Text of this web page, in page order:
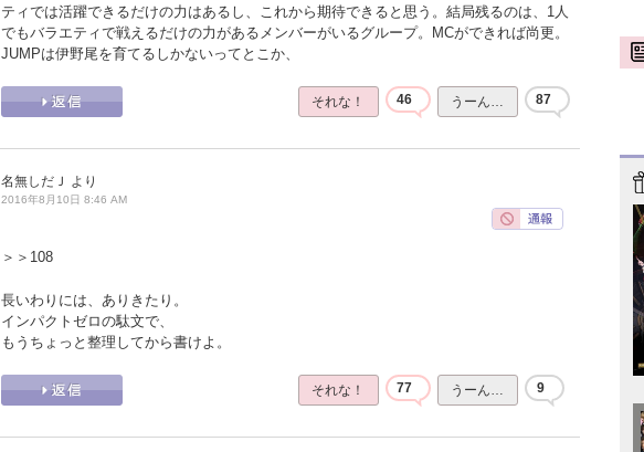
ティでは活躍できるだけの力はあるし、これから期待できると思う。結局残るのは、1人
でもバラエティで戦えるだけの力があるメンバーがいるグループ。MCができれば尚更。
JUMPは伊野尾を育てるしかないってとこか、
それな！ 46 うーん… 87
名無しだＪ より
2016年8月10日 8:46 AM
＞＞108
長いわりには、ありきたり。
インパクトゼロの駄文で、
もうちょっと整理してから書けよ。
それな！ 77 うーん… 9